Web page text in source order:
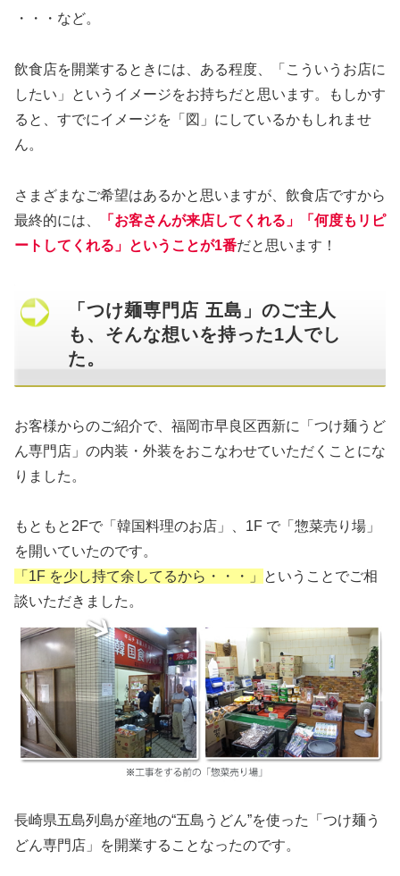
・・・など。
飲食店を開業するときには、ある程度、「こういうお店に
したい」というイメージをお持ちだと思います。もしかす
ると、すでにイメージを「図」にしているかもしれませ
ん。
さまざまなご希望はあるかと思いますが、飲食店ですから
最終的には、
「お客さんが来店してくれる」「何度もリピ
ートしてくれる」ということが1番だと思います！
「つけ麺専門店 五島」のご主人
も、そんな想いを持った1人でし
た。
お客様からのご紹介で、福岡市早良区西新に「つけ麺うど
ん専門店」の内装・外装をおこなわせていただくことにな
りました。
もともと2Fで「韓国料理のお店」、1F で「惣菜売り場」
を開いていたのです。
「1F を少し持て余してるから・・・」
ということでご相
談いただきました。
長崎県五島列島が産地の“五島うどん”を使った「つけ麺う
どん専門店」を開業することなったのです。